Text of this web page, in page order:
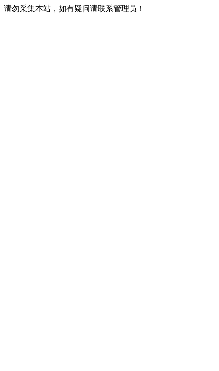
请勿采集本站，如有疑问请联系管理员！